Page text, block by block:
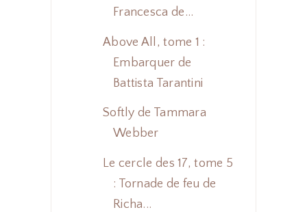
Francesca de...
Above All, tome 1 :
Embarquer de
Battista Tarantini
Softly de Tammara
Webber
Le cercle des 17, tome 5
: Tornade de feu de
Richa...